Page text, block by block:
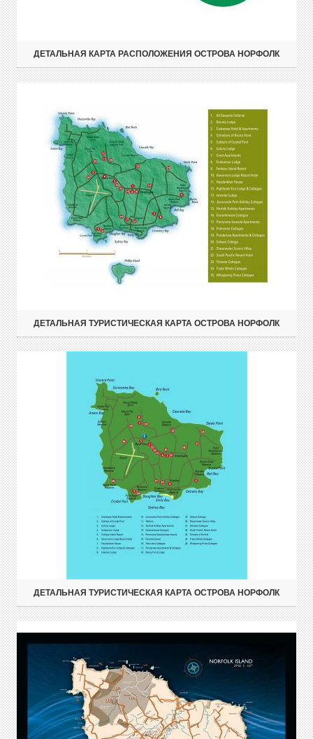
ДЕТАЛЬНАЯ КАРТА РАСПОЛОЖЕНИЯ ОСТРОВА НОРФОЛК
ДЕТАЛЬНАЯ ТУРИСТИЧЕСКАЯ КАРТА ОСТРОВА НОРФОЛК
ДЕТАЛЬНАЯ ТУРИСТИЧЕСКАЯ КАРТА ОСТРОВА НОРФОЛК